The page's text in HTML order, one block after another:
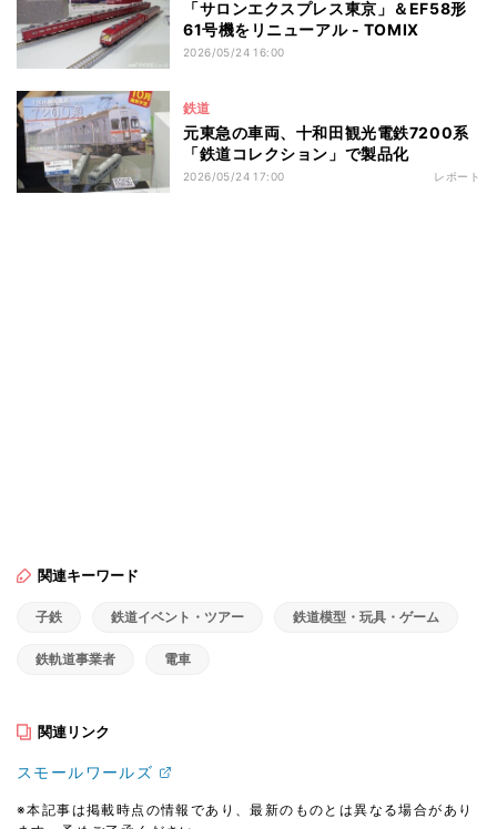
「サロンエクスプレス東京」＆EF58形
61号機をリニューアル - TOMIX
2026/05/24 16:00
鉄道
元東急の車両、十和田観光電鉄7200系
「鉄道コレクション」で製品化
2026/05/24 17:00 レポート
関連キーワード
子鉄 鉄道イベント・ツアー 鉄道模型・玩具・ゲーム
鉄軌道事業者 電車
関連リンク
スモールワールズ
※本記事は掲載時点の情報であり、最新のものとは異なる場合があり